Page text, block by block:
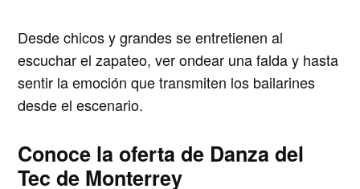
Desde chicos y grandes se entretienen al
escuchar el zapateo, ver ondear una falda y hasta
sentir la emoción que transmiten los bailarines
desde el escenario.
Conoce la oferta de Danza del
Tec de Monterrey